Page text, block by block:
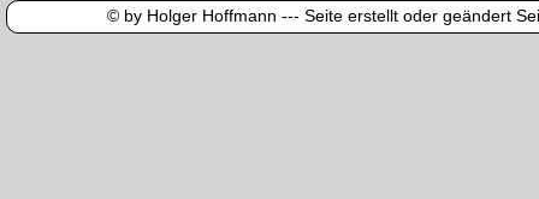
© by Holger Hoffmann --- Seite erstellt oder geändert